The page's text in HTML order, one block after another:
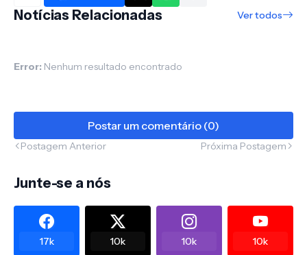
Notícias Relacionadas Ver todos
Error: Nenhum resultado encontrado
Postar um comentário (0)
Postagem Anterior Próxima Postagem
Junte-se a nós
17k 10k 10k 10k